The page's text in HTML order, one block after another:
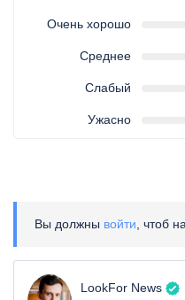
Очень хорошо
Среднее
Слабый
Ужасно
Вы должны войти , чтоб
LookFor News